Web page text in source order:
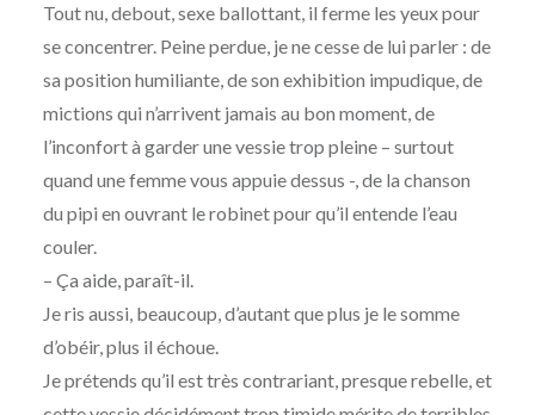
Tout nu, debout, sexe ballottant, il ferme les yeux pour
se concentrer. Peine perdue, je ne cesse de lui parler : de
sa position humiliante, de son exhibition impudique, de
mictions qui n’arrivent jamais au bon moment, de
l’inconfort à garder une vessie trop pleine – surtout
quand une femme vous appuie dessus -, de la chanson
du pipi en ouvrant le robinet pour qu’il entende l’eau
couler.
– Ça aide, paraît-il.
Je ris aussi, beaucoup, d’autant que plus je le somme
d’obéir, plus il échoue.
Je prétends qu’il est très contrariant, presque rebelle, et